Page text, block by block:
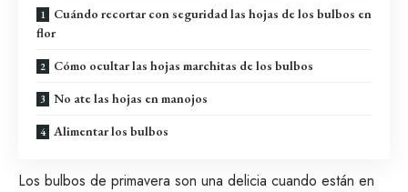
Cuándo recortar con seguridad las hojas de los bulbos en
flor
Cómo ocultar las hojas marchitas de los bulbos
No ate las hojas en manojos
Alimentar los bulbos
Los bulbos de primavera son una delicia cuando están en